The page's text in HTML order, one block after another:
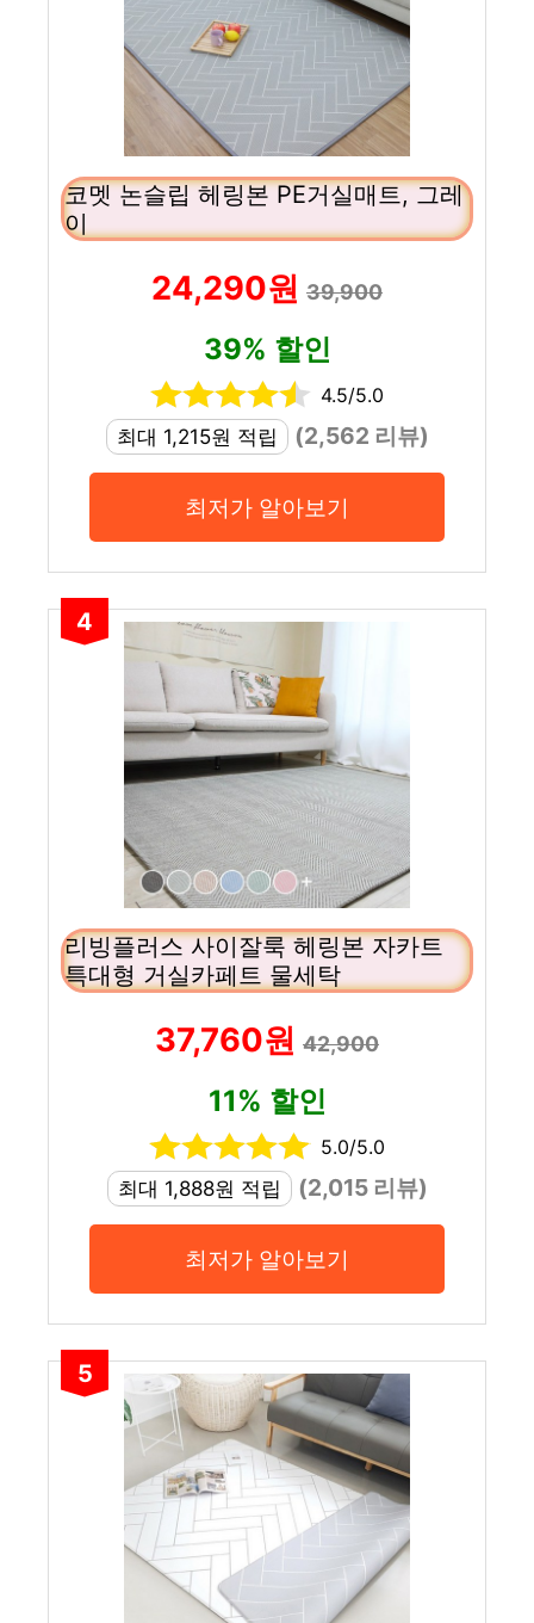
코멧 논슬립 헤링본 PE거실매트, 그레
이
24,290원 39,900
39% 할인
4.5/5.0
최대 1,215원 적립
(2,562 리뷰)
최저가 알아보기
4
리빙플러스 사이잘룩 헤링본 자카트
특대형 거실카페트 물세탁
37,760원 42,900
11% 할인
5.0/5.0
최대 1,888원 적립
(2,015 리뷰)
최저가 알아보기
5